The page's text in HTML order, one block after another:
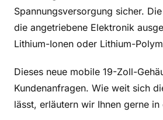
Spannungsversorgung sicher.
die angetriebene Elektronik
Lithium-Ionen oder Lithium-
Dieses neue mobile 19-Zoll-
Kundenanfragen. Wie weit sich
lässt, erläutern wir Ihnen gerne